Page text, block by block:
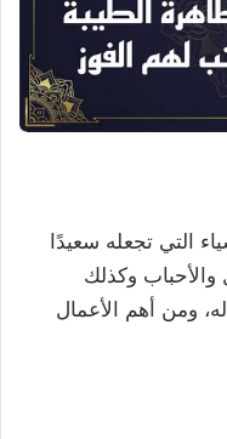
التي تجعله سعيدًا
والأحباب وكذلك
ومن أهم الأعمال